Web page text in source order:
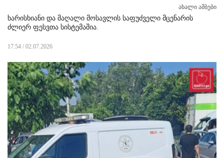
ახალი ამბები
ხარისხიანი და მაღალი მოსავლის საფუძველი მცენარის
ძლიერ ფესვთა სისტემაშია.
17:54 / 02.07.2026